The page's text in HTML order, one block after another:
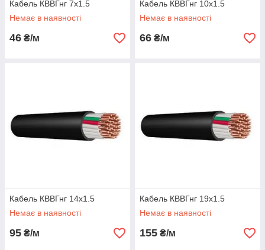
Кабель КВВГнг 7х1.5
Немає в наявності
46 ₴/м
Кабель КВВГнг 10х1.5
Немає в наявності
66 ₴/м
Кабель КВВГнг 14х1.5
Немає в наявності
95 ₴/м
Кабель КВВГнг 19х1.5
Немає в наявності
155 ₴/м